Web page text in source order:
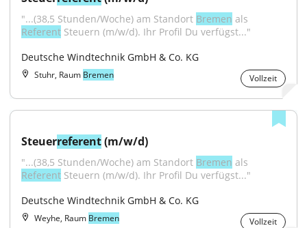
"...(38,5 Stunden/Woche) am Standort Bremen
Referent Steuern (m/w/d). Ihr Profil Du verfügst..."
Deutsche Windtechnik GmbH & Co. KG
Stuhr, Raum Bremen Vollzeit
Steuerreferent (m/w/d)
"...(38,5 Stunden/Woche) am Standort Bremen
Referent Steuern (m/w/d). Ihr Profil Du verfügst..."
Deutsche Windtechnik GmbH & Co. KG
Weyhe, Raum Bremen Vollzeit